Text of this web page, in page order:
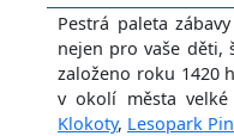
Pestrá paleta
nejen pro vaše děti,
založeno roku 1420
v okolí města
Klokoty, Lesopark